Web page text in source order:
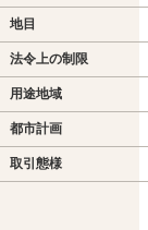
地目
法令上の制限
用途地域
都市計画
取引態様